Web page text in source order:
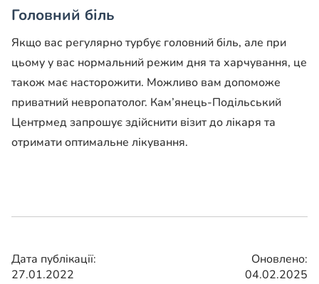
Головний біль
Якщо вас регулярно турбує головний біль, але при
цьому у вас нормальний режим дня та харчування, це
також має насторожити. Можливо вам допоможе
приватний невропатолог. Кам’янець-Подільський
Центрмед запрошує здійснити візит до лікаря та
отримати оптимальне лікування.
Дата публікації:
27.01.2022
Оновлено:
04.02.2025